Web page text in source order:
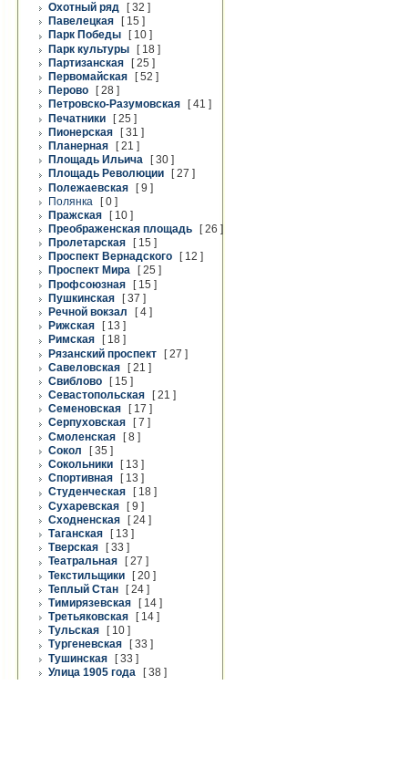
Охотный ряд
[ 32 ]
Павелецкая
[ 15 ]
Парк Победы
[ 10 ]
Парк культуры
[ 18 ]
Партизанская
[ 25 ]
Первомайская
[ 52 ]
Перово
[ 28 ]
Петровско-Разумовская
[ 41 ]
Печатники
[ 25 ]
Пионерская
[ 31 ]
Планерная
[ 21 ]
Площадь Ильича
[ 30 ]
Площадь Революции
[ 27 ]
Полежаевская
[ 9 ]
Полянка
[ 0 ]
Пражская
[ 10 ]
Преображенская площадь
[ 26 ]
Пролетарская
[ 15 ]
Проспект Вернадского
[ 12 ]
Проспект Мира
[ 25 ]
Профсоюзная
[ 15 ]
Пушкинская
[ 37 ]
Речной вокзал
[ 4 ]
Рижская
[ 13 ]
Римская
[ 18 ]
Рязанский проспект
[ 27 ]
Савеловская
[ 21 ]
Свиблово
[ 15 ]
Севастопольская
[ 21 ]
Семеновская
[ 17 ]
Серпуховская
[ 7 ]
Смоленская
[ 8 ]
Сокол
[ 35 ]
Сокольники
[ 13 ]
Спортивная
[ 13 ]
Студенческая
[ 18 ]
Сухаревская
[ 9 ]
Сходненская
[ 24 ]
Таганская
[ 13 ]
Тверская
[ 33 ]
Театральная
[ 27 ]
Текстильщики
[ 20 ]
Теплый Стан
[ 24 ]
Тимирязевская
[ 14 ]
Третьяковская
[ 14 ]
Тульская
[ 10 ]
Тургеневская
[ 33 ]
Тушинская
[ 33 ]
Улица 1905 года
[ 38 ]